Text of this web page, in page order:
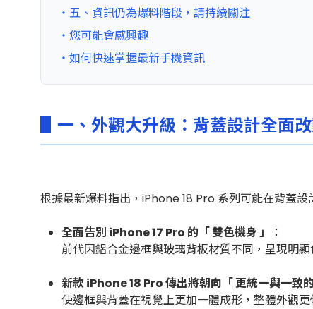
・五、資訊仍為爆料階段，請持續關注
・您可能會感興趣
・如何快速掌握最新手機資訊
▋一、外觀大升級：背蓋設計全面
根據最新爆料指出，iPhone 18 Pro 系列可能在背蓋設
全面告別 iPhone 17 Pro 的「 雙色機身 」
：
前代因鋁合金邊框與玻璃背板材質不同，呈現明
新款 iPhone 18 Pro 傳出將朝向「更統一與一致
使邊框與背蓋在視覺上更加一體成形，整體外觀